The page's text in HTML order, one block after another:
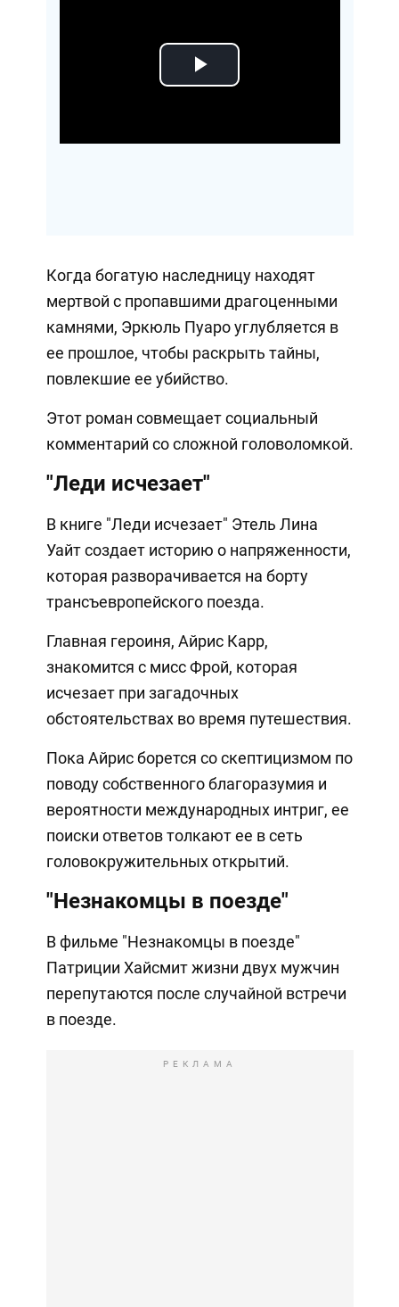
Play
Когда богатую наследницу находят
мертвой с пропавшими драгоценными
камнями, Эркюль Пуаро углубляется в
ее прошлое, чтобы раскрыть тайны,
повлекшие ее убийство.
Этот роман совмещает социальный
комментарий со сложной головоломкой.
"Леди исчезает"
В книге "Леди исчезает" Этель Лина
Уайт создает историю о напряженности,
которая разворачивается на борту
трансъевропейского поезда.
Главная героиня, Айрис Карр,
знакомится с мисс Фрой, которая
исчезает при загадочных
обстоятельствах во время путешествия.
Пока Айрис борется со скептицизмом по
поводу собственного благоразумия и
вероятности международных интриг, ее
поиски ответов толкают ее в сеть
головокружительных открытий.
"Незнакомцы в поезде"
В фильме "Незнакомцы в поезде"
Патриции Хайсмит жизни двух мужчин
перепутаются после случайной встречи
в поезде.
РЕКЛАМА